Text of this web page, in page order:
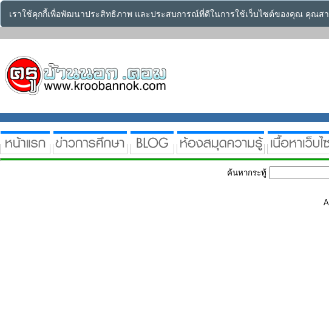
เราใช้คุกกี้เพื่อพัฒนาประสิทธิภาพ และประสบการณ์ที่ดีในการใช้เว็บไซต์ของคุณ คุณสา
ค้นหากระทู้